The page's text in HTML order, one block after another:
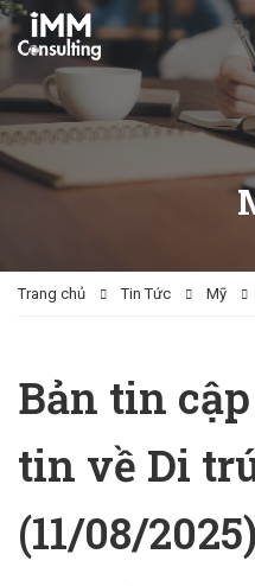
Trang chủ Tin Tức Mỹ
Bản tin
tin về Di
(11/08/2025)